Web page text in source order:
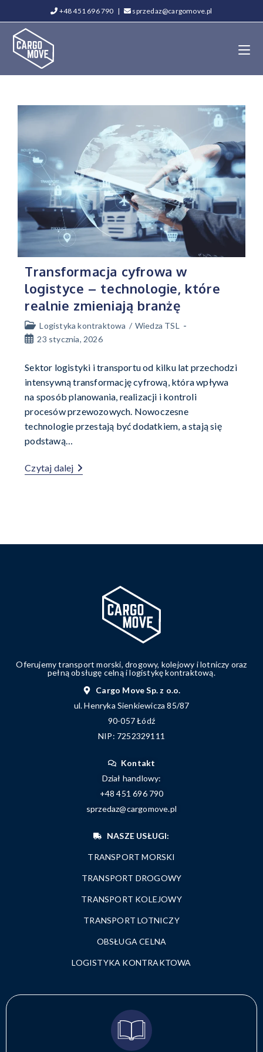
+48 451 696 790 | sprzedaz@cargomove.pl
Transformacja cyfrowa w
logistyce – technologie, które
realnie zmieniają branżę
Logistyka kontraktowa / Wiedza TSL
23 stycznia, 2026
Sektor logistyki i transportu od kilku lat przechodzi
intensywną transformację cyfrową, która wpływa
na sposób planowania, realizacji i kontroli
procesów przewozowych. Nowoczesne
technologie przestają być dodatkiem, a stają się
podstawą…
Czytaj dalej
Oferujemy transport morski, drogowy, kolejowy i lotniczy oraz
pełną obsługę celną i logistykę kontraktową.
Cargo Move Sp. z o.o.
ul. Henryka Sienkiewicza 85/87
90-057 Łódź
NIP: 7252329111
Kontakt
Dział handlowy:
+48 451 696 790
sprzedaz@cargomove.pl
NASZE USŁUGI:
TRANSPORT MORSKI
TRANSPORT DROGOWY
TRANSPORT KOLEJOWY
TRANSPORT LOTNICZY
OBSŁUGA CELNA
LOGISTYKA KONTRAKTOWA